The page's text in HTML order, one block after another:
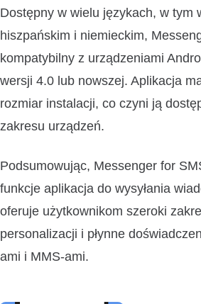
Dostępny w wielu językach, w tym
hiszpańskim i niemieckim,
kompatybilny z urządzeniami
wersji 4.0 lub nowszej. Aplikacja
rozmiar instalacji, co czyni ją
zakresu urządzeń.
Podsumowując, Messenger for
funkcje aplikacja do wysyłania
oferuje użytkownikom szeroki
personalizacji i płynne
ami i MMS-ami.